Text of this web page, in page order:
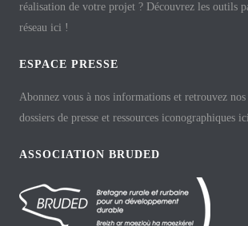
réalisation de votre projet ? Découvrez les outils
réseau ici !
ESPACE PRESSE
Abonnez vous à nos informations et retrouvez
dossiers de presse et ressources iconographiques
ASSOCIATION BRUDED